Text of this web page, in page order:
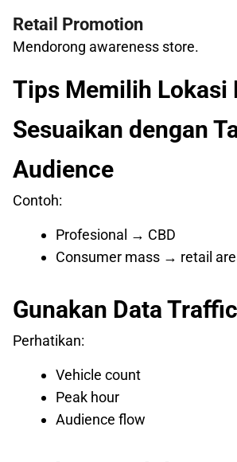
Retail Promotion
Mendorong awareness store.
Tips Memilih Lokasi
Sesuaikan dengan
Audience
Contoh:
Profesional → CBD
Consumer mass → retail
Gunakan Data Traffic
Perhatikan:
Vehicle count
Peak hour
Audience flow